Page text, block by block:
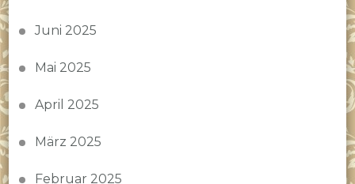
Juni 2025
Mai 2025
April 2025
März 2025
Februar 2025